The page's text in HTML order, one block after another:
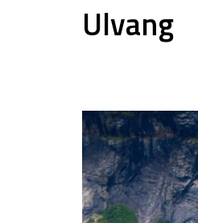
Ulvang